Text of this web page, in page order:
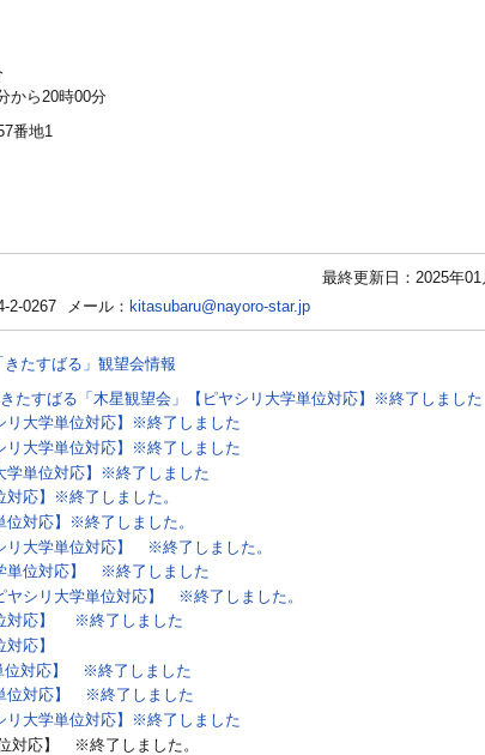
から20時00分
番地1
最終更新日：2025年01
2-0267 メール： kitasubaru@nayoro-star.jp
たすばる」観望会情報
きたすばる「木星観望会」【ピヤシリ大学単位対応】※終了しました
リ大学単位対応】※終了しました
リ大学単位対応】※終了しました
学単位対応】※終了しました
対応】※終了しました。
対応】※終了しました。
リ大学単位対応】 ※終了しました。
単位対応】 ※終了しました
ヤシリ大学単位対応】 ※終了しました。
対応】 ※終了しました
応】
位対応】 ※終了しました
位対応】 ※終了しました
リ大学単位対応】※終了しました
対応】 ※終了しました。